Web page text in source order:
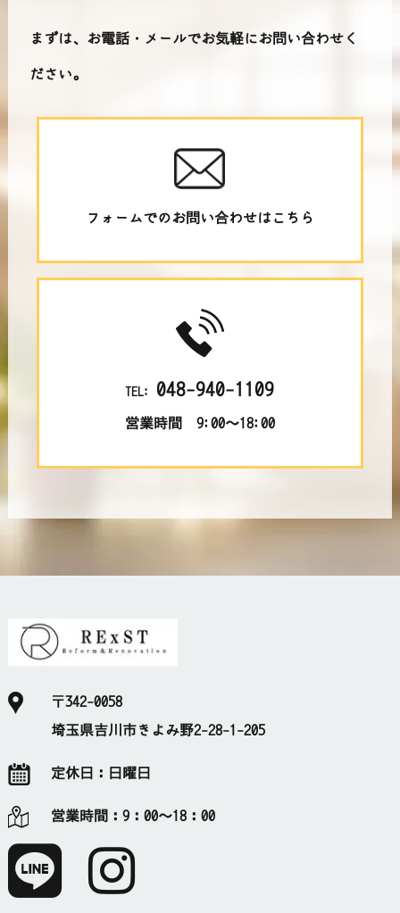
まずは、お電話・メールでお気軽にお問い合わせく
ださい。
フォームでのお問い合わせはこちら
TEL: 048-940-1109
営業時間 9:00～18:00
〒342-0058
埼玉県吉川市きよみ野2-28-1-205
定休日： 日曜日
営業時間： 9：00～18：00